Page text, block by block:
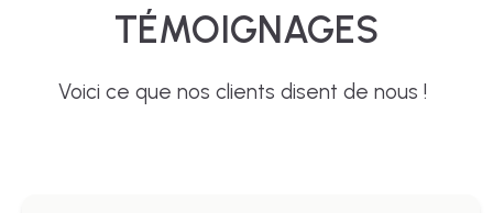
TÉMOIGNAGES
Voici ce que nos clients disent de nous !